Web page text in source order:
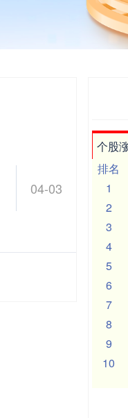
04-03
个股
排名
1
2
3
4
5
6
7
8
9
10